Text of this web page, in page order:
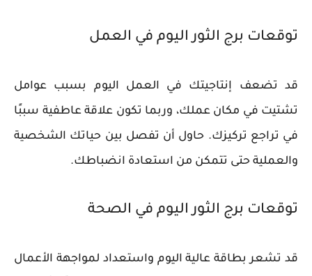
توقعات برج الثور اليوم في العمل
قد تضعف إنتاجيتك في العمل اليوم بسبب عوامل
تشتيت في مكان عملك، وربما تكون علاقة عاطفية سببًا
في تراجع تركيزك. حاول أن تفصل بين حياتك الشخصية
والعملية حتى تتمكن من استعادة انضباطك.
توقعات برج الثور اليوم في الصحة
قد تشعر بطاقة عالية اليوم واستعداد لمواجهة الأعمال